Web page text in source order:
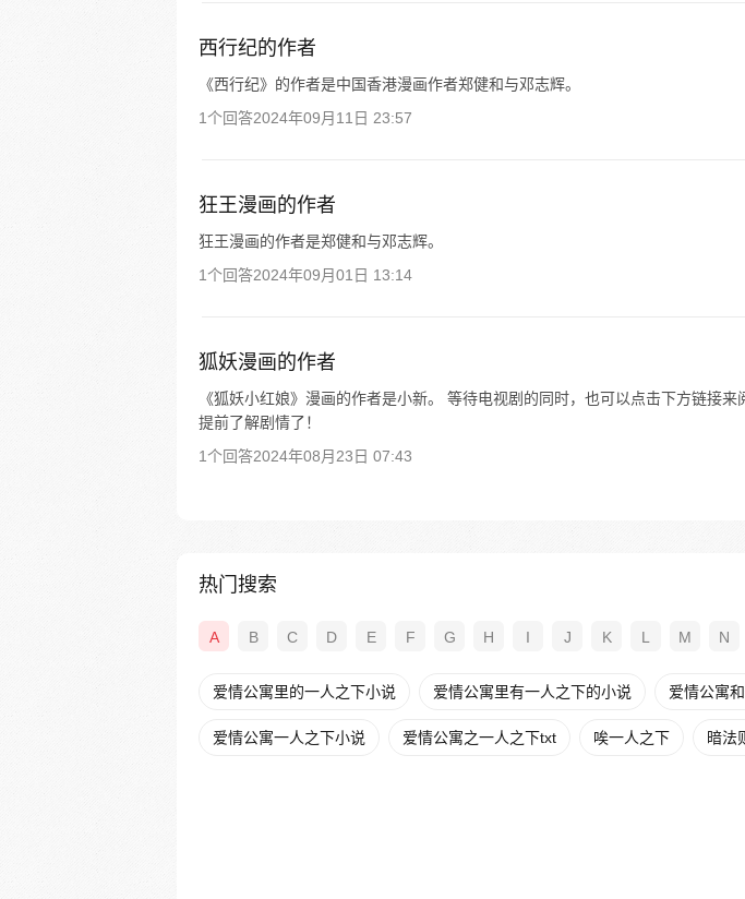
西行纪的作者
《西行纪》的作者是中国香港漫画作者郑健和与邓志辉。
1个回答2024年09月11日 23:57
狂王漫画的作者
狂王漫画的作者是郑健和与邓志辉。
1个回答2024年09月01日 13:14
狐妖漫画的作者
《狐妖小红娘》漫画的作者是小新。 等待电视剧的同时，也可以点击下方链接
提前了解剧情了！
1个回答2024年08月23日 07:43
热门搜索
A B C D E F G H I J K L M N
爱情公寓里的一人之下小说 爱情公寓里有一人之下的小说 爱情公寓
爱情公寓一人之下小说 爱情公寓之一人之下txt 唉一人之下 暗法